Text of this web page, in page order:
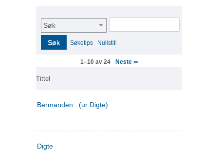
Søk
Søk Søketips Nullstill
1–10 av 24 Neste>>
Tittel
Bermanden : (ur Digte)
Digte